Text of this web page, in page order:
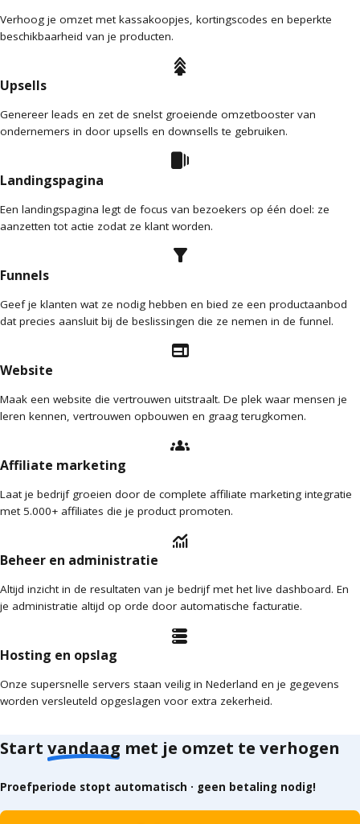
Verhoog je omzet met kassakoopjes, kortingscodes en beperkte
beschikbaarheid van je producten.
arrow_shape_up_stack_2
Upsells
Genereer leads en zet de snelst groeiende omzetbooster van
ondernemers in door upsells en downsells te gebruiken.
web_stories
Landingspagina
Een landingspagina legt de focus van bezoekers op één doel: ze
aanzetten tot actie zodat ze klant worden.
filter_alt
Funnels
Geef je klanten wat ze nodig hebben en bied ze een productaanbod
dat precies aansluit bij de beslissingen die ze nemen in de funnel.
web
Website
Maak een website die vertrouwen uitstraalt. De plek waar mensen je
leren kennen, vertrouwen opbouwen en graag terugkomen.
groups
Affiliate marketing
Laat je bedrijf groeien door de complete affiliate marketing integratie
met 5.000+ affiliates die je product promoten.
monitoring
Beheer en administratie
Altijd inzicht in de resultaten van je bedrijf met het live dashboard. En
je administratie altijd op orde door automatische facturatie.
storage
Hosting en opslag
Onze supersnelle servers staan veilig in Nederland en je gegevens
worden versleuteld opgeslagen voor extra zekerheid.
Start vandaag met je omzet te verhogen
Proefperiode stopt automatisch · geen betaling nodig!